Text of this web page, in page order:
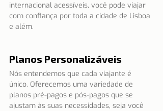
internacional acessíveis, você pode viajar
com confiança por toda a cidade de Lisboa
e além.
Planos Personalizáveis
Nós entendemos que cada viajante é
único. Oferecemos uma variedade de
planos pré-pagos e pós-pagos que se
ajustam às suas necessidades, seja você